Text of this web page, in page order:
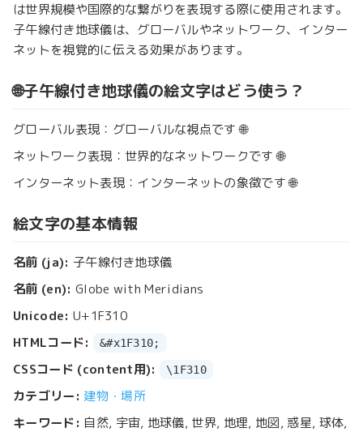
は世界規模や国際的な繋がりを表現する際に使用されます。
子午線付き地球儀は、グローバルやネットワーク、インター
ネットを視覚的に伝える効果があります。
🌐子午線付き地球儀の絵文字はどう使う？
グローバル表現：グローバルな視点です 🌐
ネットワーク表現：世界的なネットワークです 🌐
インターネット表現：インターネットの象徴です 🌐
絵文字の基本情報
名前 (ja): 子午線付き地球儀
名前 (en): Globe with Meridians
Unicode: U+1F310
HTMLコード:
&#x1F310;
CSSコード (content用): \1F310
カテゴリー: 建物・場所
キーワード: 自然, 宇宙, 地球儀, 世界, 地理, 地図, 惑星, 球体,